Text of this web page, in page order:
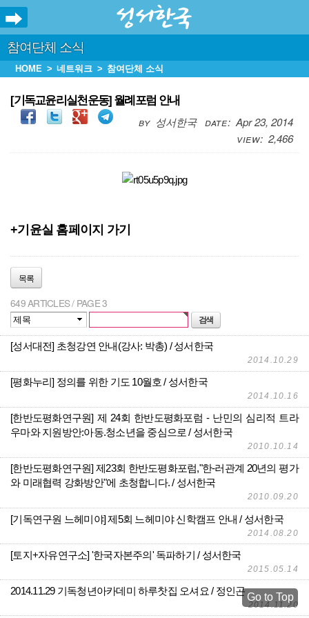
참여단체 소식
HOME 네트워크 참여단체 소식
[기독교윤리실천운동] 월례포럼 안내
성서한국
Apr 23, 2014
2,466
+기윤실 홈페이지 가기
목록
649 ARTICLES / PAGE 3
[성서대전] 초청강연 안내(강사: 박총) 성서한국
2014.10.29
[평화누리] 정의를 위한 기도 10월호 성서한국
2014.10.16
[한반도평화연구원] 제 24회 한반도평화포럼 - 난민의 심리적 트라
우마와 지원방안:아동.청소년을 중심으로 성서한국
2010.10.14
[한반도평화연구원] 제23회 한반도평화포럼,"한-러관계 20년의 평가
와 미래협력 강화방안"에 초청합니다. 성서한국
2010.09.20
[기독연구원 느헤미야] 제5회 느헤미야 신학캠프 안내 성서한국
2014.08.20
[토지+자유연구소] '한국자본주의' 독파하기 성서한국
2015.05.14
2014.11.29 기독청년아카데미 하루찻집 오셔요 정인곤
2014.11.20
Go to Top